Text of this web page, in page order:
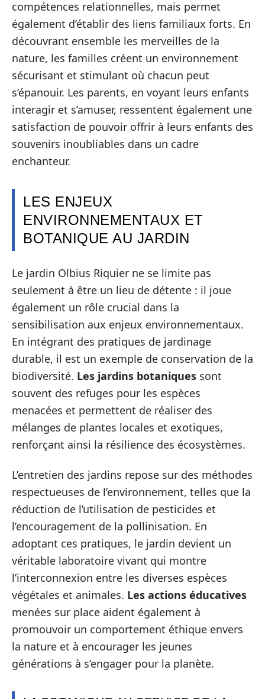
compétences relationnelles, mais permet
également d’établir des liens familiaux forts. En
découvrant ensemble les merveilles de la
nature, les familles créent un environnement
sécurisant et stimulant où chacun peut
s’épanouir. Les parents, en voyant leurs enfants
interagir et s’amuser, ressentent également une
satisfaction de pouvoir offrir à leurs enfants des
souvenirs inoubliables dans un cadre
enchanteur.
LES ENJEUX
ENVIRONNEMENTAUX ET
BOTANIQUE AU JARDIN
Le jardin Olbius Riquier ne se limite pas
seulement à être un lieu de détente : il joue
également un rôle crucial dans la
sensibilisation aux enjeux environnementaux.
En intégrant des pratiques de jardinage
durable, il est un exemple de conservation de la
biodiversité. Les jardins botaniques sont
souvent des refuges pour les espèces
menacées et permettent de réaliser des
mélanges de plantes locales et exotiques,
renforçant ainsi la résilience des écosystèmes.
L’entretien des jardins repose sur des méthodes
respectueuses de l’environnement, telles que la
réduction de l’utilisation de pesticides et
l’encouragement de la pollinisation. En
adoptant ces pratiques, le jardin devient un
véritable laboratoire vivant qui montre
l’interconnexion entre les diverses espèces
végétales et animales. Les actions éducatives
menées sur place aident également à
promouvoir un comportement éthique envers
la nature et à encourager les jeunes
générations à s’engager pour la planète.